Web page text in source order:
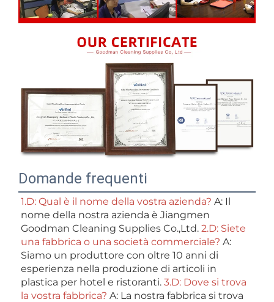
Domande frequenti
1.D: Qual è il nome della vostra azienda? A: Il
nome della nostra azienda è Jiangmen
Goodman Cleaning Supplies Co.,Ltd. 2.D: Siete
una fabbrica o una società commerciale? A:
Siamo un produttore con oltre 10 anni di
esperienza nella produzione di articoli in
plastica per hotel e ristoranti. 3.D: Dove si trova
la vostra fabbrica? A: La nostra fabbrica si trova